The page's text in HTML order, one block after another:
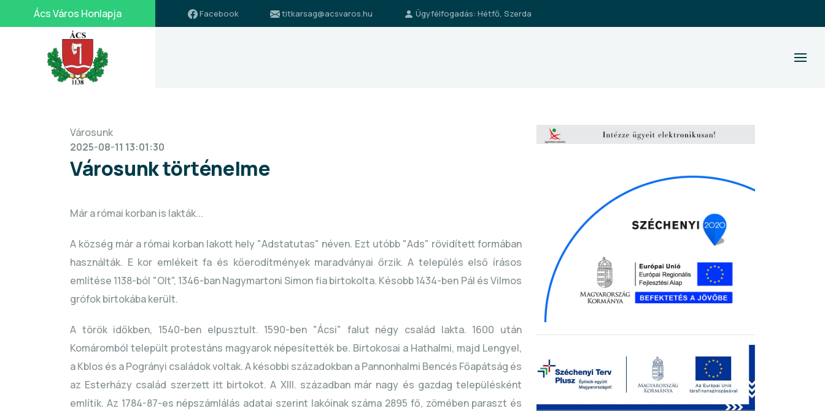
Ács Város Honlapja Facebook titkarsag@acsvaros.hu Ügyfélfogadás: Hétfő, Szerda
Városunk
icon
2025-08-11 13:01:30
Városunk történelme
Már a római korban is lakták...
A község már a római korban lakott hely "Adstatutas" néven. Ezt utóbb "Ads" rövidített formában
használták. E kor emlékeit fa és kőerodítmények maradványai őrzik. A település első írásos
említése 1138-ból "Olt", 1346-ban Nagymartoni Simon fia birtokolta. Késobb 1434-ben Pál és Vilmos
grófok birtokába került.
A török időkben, 1540-ben elpusztult. 1590-ben "Ácsi" falut négy család lakta. 1600 után
Komáromból települt protestáns magyarok népesítették be. Birtokosai a Hathalmi, majd Lengyel,
a Kblos és a Pogrányi családok voltak. A késobbi századokban a Pannonhalmi Bencés Főapátság és
az Esterházy család szerzett itt birtokot. A XIII. században már nagy és gazdag településként
említik. Az 1784-87-es népszámlálás adatai szerint lakóinak száma 2895 fő, zömében paraszt és